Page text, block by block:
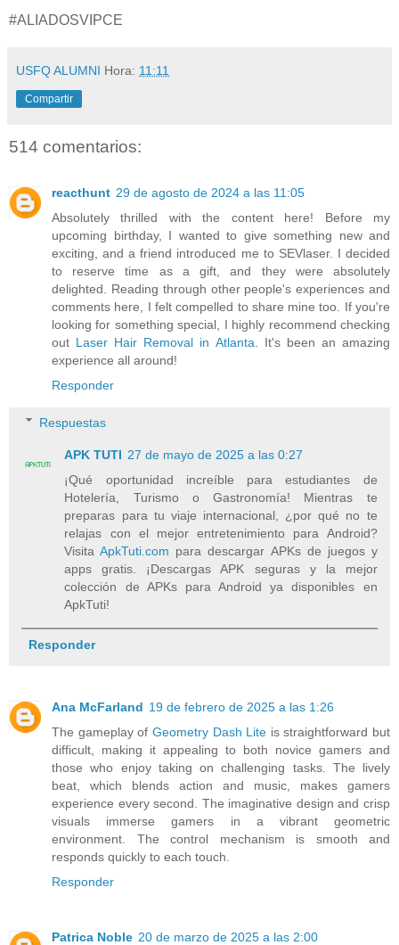
#ALIADOSVIPCE
USFQ ALUMNI Hora: 11:11
Compartir
514 comentarios:
reacthunt 29 de agosto de 2024 a las 11:05
Absolutely thrilled with the content here! Before my
upcoming birthday, I wanted to give something new and
exciting, and a friend introduced me to SEVlaser. I decided
to reserve time as a gift, and they were absolutely
delighted. Reading through other people's experiences and
comments here, I felt compelled to share mine too. If you're
looking for something special, I highly recommend checking
out Laser Hair Removal in Atlanta . It's been an amazing
experience all around!
Responder
Respuestas
APK TUTI 27 de mayo de 2025 a las 0:27
¡Qué oportunidad increíble para estudiantes de
Hotelería, Turismo o Gastronomía! Mientras te
preparas para tu viaje internacional, ¿por qué no te
relajas con el mejor entretenimiento para Android?
VisitaApkTuti.com para descargar APKs de juegos y
apps gratis. ¡Descargas APK seguras y la mejor
colección de APKs para Android ya disponibles en
ApkTuti!
Responder
Ana McFarland 19 de febrero de 2025 a las 1:26
The gameplay of Geometry Dash Lite is straightforward but
difficult, making it appealing to both novice gamers and
those who enjoy taking on challenging tasks. The lively
beat, which blends action and music, makes gamers
experience every second. The imaginative design and crisp
visuals immerse gamers in a vibrant geometric
environment. The control mechanism is smooth and
responds quickly to each touch.
Responder
Patrica Noble 20 de marzo de 2025 a las 2:00